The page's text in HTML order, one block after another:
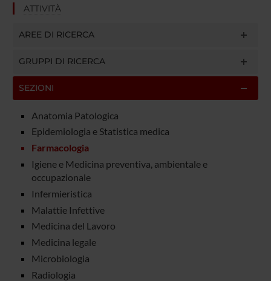
ATTIVITÀ
AREE DI RICERCA
GRUPPI DI RICERCA
SEZIONI
Anatomia Patologica
Epidemiologia e Statistica medica
Farmacologia
Igiene e Medicina preventiva, ambientale e
occupazionale
Infermieristica
Malattie Infettive
Medicina del Lavoro
Medicina legale
Microbiologia
Radiologia